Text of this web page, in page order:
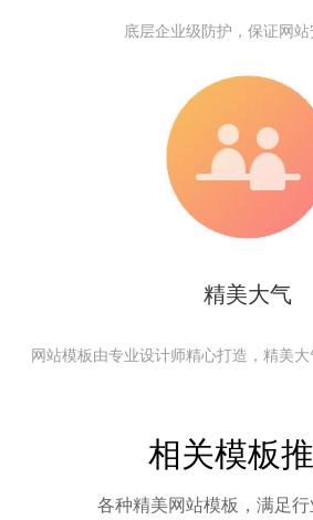
底层企业级防护，保证网
精美大气
网站模板由专业设计师精心打造，精美
相关模板
各种精美网站模板，满足